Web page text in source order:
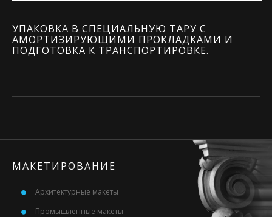
УПАКОВКА В СПЕЦИАЛЬНУЮ ТАРУ С
АМОРТИЗИРУЮЩИМИ ПРОКЛАДКАМИ И
ПОДГОТОВКА К ТРАНСПОРТИРОВКЕ.
МАКЕТИРОВАНИЕ
Архитектурные макеты
Промышленные макеты